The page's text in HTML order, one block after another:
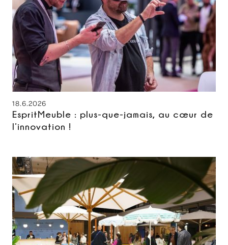
18.6.2026
EspritMeuble : plus-que-jamais, au cœur de
l’innovation !